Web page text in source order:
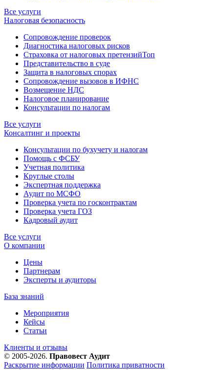
Все услуги
Налоговая безопасность
Сопровождение проверок
Диагностика налоговых рисков
Страховка от налоговых претензийТоп
Представительство в суде
Защита в налоговых спорах
Сопровождение вызовов в ИФНС
Возмещение НДС
Налоговое планирование
Консультации по налогам
Все услуги
Консалтинг и проекты
Консультации по бухучету и налогам
Помощь с ФСБУ
Учетная политика
Круглые столы
Экспертная поддержка
Аудит по МСФО
Проверка учета по госконтрактам
Проверка учета ГОЗ
Кадровый аудит
Все услуги
О компании
Цены
Партнерам
Эксперты и аудиторы
База знаний
Мероприятия
Кейсы
Статьи
Клиенты и отзывы
© 2005-2026. Правовест Аудит
Раскрытие информации Политика приватности